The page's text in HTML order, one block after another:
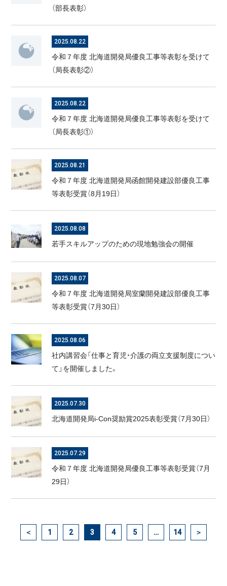
（部長表彰）
2025.08.22
令和７年度 北海道開発局優良工事等表彰を受けて
（局長表彰②）
2025.08.22
令和７年度 北海道開発局優良工事等表彰を受けて
（局長表彰①）
2025.08.21
令和７年度 北海道開発局函館開発建設部優良工事
等表彰受賞（8月19日）
2025.08.08
若手スキルアップのための現地勉強会の開催
2025.08.07
令和７年度 北海道開発局室蘭開発建設部優良工事
等表彰受賞（7月30日）
2025.08.06
社内講習会「仕事と育児・介護の両立支援制度につい
て」を開催しました。
2025.07.30
北海道開発局i-Con奨励賞2025表彰受賞（7月30日）
2025.07.29
令和７年度 北海道開発局優良工事等表彰受賞（7月
29日）
＜ 1 2 3 4 5 … 14 ＞